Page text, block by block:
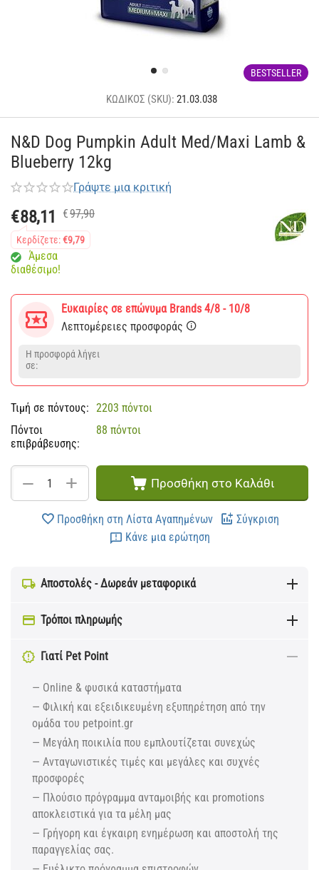
BESTSELLER
ΚΩΔΙΚΟΣ (SKU): 21.03.038
N&D Dog Pumpkin Adult Med/Maxi Lamb &
Blueberry 12kg
Γράψτε μια κριτική
€88,11 €97,90
Κερδίζετε:€9,79
Άμεσα
διαθέσιμο!
Ευκαιρίες σε επώνυμα Brands 4/8 - 10/8
Λεπτομέρειες προσφοράς
Η προσφορά λήγει
σε:
Τιμή σε πόντους: 2203 πόντοι
Πόντοι
επιβράβευσης:
88 πόντοι
+
− Προσθήκη στο Καλάθι
Προσθήκη στη Λίστα Αγαπημένων
Σύγκριση
Κάνε μια ερώτηση
Αποστολές - Δωρεάν μεταφορικά
Τρόποι πληρωμής
Γιατί Pet Point
— Online & φυσικά καταστήματα
— Φιλική και εξειδικευμένη εξυπηρέτηση από την
ομάδα του petpoint.gr
— Μεγάλη ποικιλία που εμπλουτίζεται συνεχώς
— Ανταγωνιστικές τιμές και μεγάλες και συχνές
προσφορές
— Πλούσιο πρόγραμμα ανταμοιβής και promotions
αποκλειστικά για τα μέλη μας
— Γρήγορη και έγκαιρη ενημέρωση και αποστολή της
παραγγελίας σας.